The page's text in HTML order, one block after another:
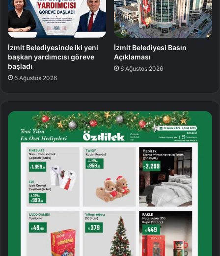
İzmit Belediyesinde iki yeni
başkan yardımcısı göreve
başladı
6 Ağustos 2026
İzmit Belediyesi Basın
Açıklaması
6 Ağustos 2026